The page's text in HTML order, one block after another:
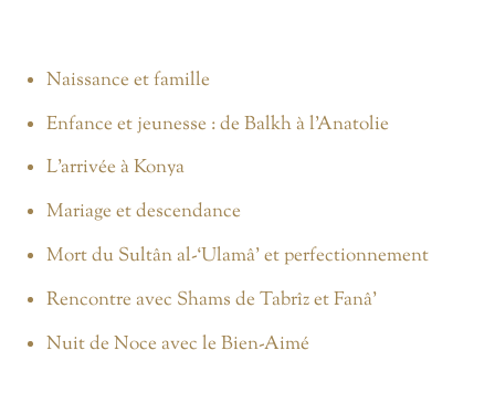
Naissance et famille
Enfance et jeunesse : de Balkh à l’Anatolie
L’arrivée à Konya
Mariage et descendance
Mort du Sultân al-‘Ulamâ’ et perfectionnement
Rencontre avec Shams de Tabrîz et Fanâ’
Nuit de Noce avec le Bien-Aimé